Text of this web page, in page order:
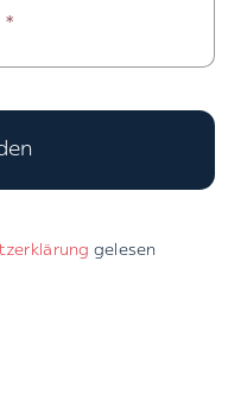
gelesen